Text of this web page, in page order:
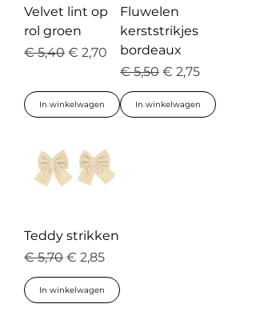
Velvet lint op
rol groen
Normale prijs
€ 5,40 Verkoopprijs
€ 2,70
In winkelwagen
Fluwelen
kerststrikjes
bordeaux
Normale prijs
€ 5,50 Verkoopprijs
€ 2,75
In winkelwagen
Teddy strikken
Normale prijs
€ 5,70 Verkoopprijs
€ 2,85
In winkelwagen